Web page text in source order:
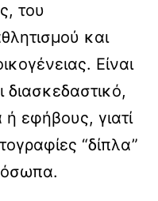
του
και
Είναι
διασκεδαστικό,
ή εφήβους, γιατί
“δίπλα”